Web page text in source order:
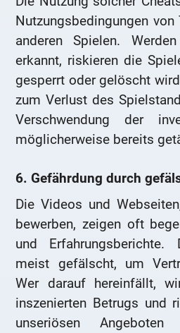
Nutzungsbedingungen
anderen Spielen.
erkannt, riskieren die
gesperrt oder gelöscht
zum Verlust des
Verschwendung der
möglicherweise bereits
6. Gefährdung durch
Die Videos und
bewerben, zeigen oft
und
meist gefälscht, um
Wer darauf hereinfällt,
inszenierten Betrugs und
unseriösen Angeboten